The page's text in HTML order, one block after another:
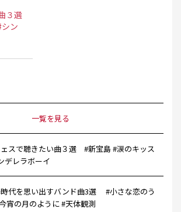
３選
ン
一覧を見る
スで聴きたい曲３選 #新宝島 #涙のキッス
デレラボーイ
代を思い出すバンド曲3選 #小さな恋のう
宵の月のように #天体観測